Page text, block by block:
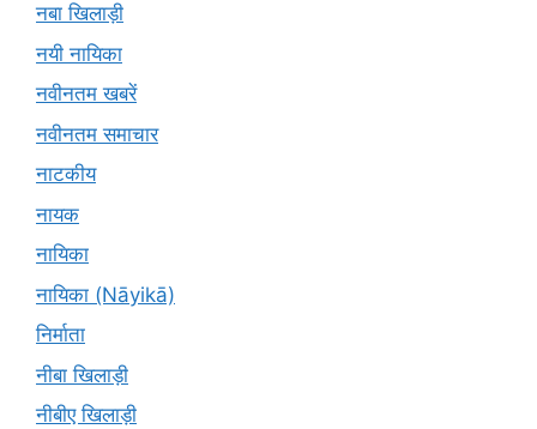
नबा खिलाड़ी
नयी नायिका
नवीनतम खबरें
नवीनतम समाचार
नाटकीय
नायक
नायिका
नायिका (Nāyikā)
निर्माता
नीबा खिलाड़ी
नीबीए खिलाड़ी